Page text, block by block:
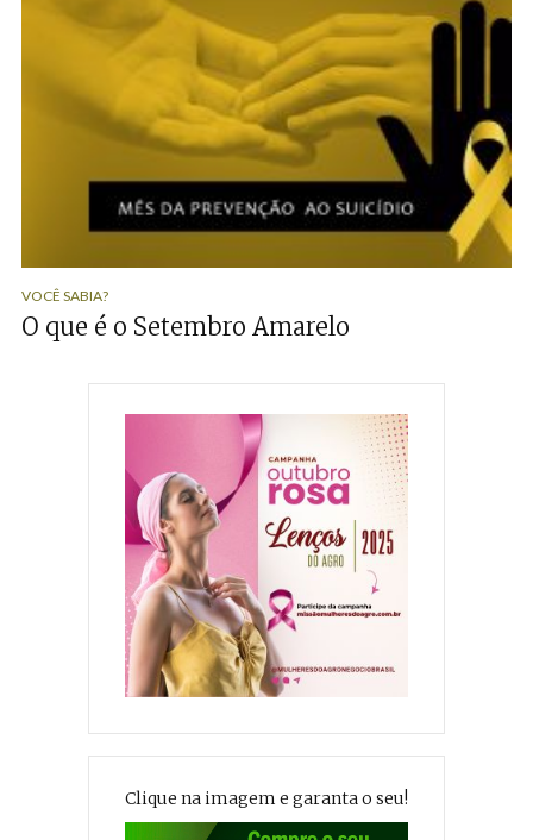
VOCÊ SABIA?
O que é o Setembro Amarelo
Clique na imagem e garanta o seu!